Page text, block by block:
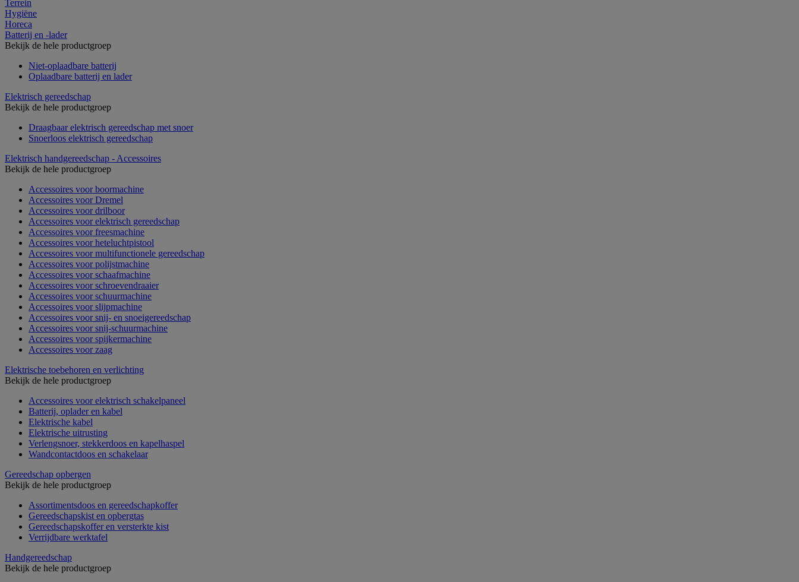
Terrein
Hygiëne
Horeca
Batterij en -lader
Bekijk de hele productgroep
Niet-oplaadbare batterij
Oplaadbare batterij en lader
Elektrisch gereedschap
Bekijk de hele productgroep
Draagbaar elektrisch gereedschap met snoer
Snoerloos elektrisch gereedschap
Elektrisch handgereedschap - Accessoires
Bekijk de hele productgroep
Accessoires voor boormachine
Accessoires voor Dremel
Accessoires voor drilboor
Accessoires voor elektrisch gereedschap
Accessoires voor freesmachine
Accessoires voor heteluchtpistool
Accessoires voor multifunctionele gereedschap
Accessoires voor polijstmachine
Accessoires voor schaafmachine
Accessoires voor schroevendraaier
Accessoires voor schuurmachine
Accessoires voor slijpmachine
Accessoires voor snij- en snoeigereedschap
Accessoires voor snij-schuurmachine
Accessoires voor spijkermachine
Accessoires voor zaag
Elektrische toebehoren en verlichting
Bekijk de hele productgroep
Accessoires voor elektrisch schakelpaneel
Batterij, oplader en kabel
Elektrische kabel
Elektrische uitrusting
Verlengsnoer, stekkerdoos en kapelhaspel
Wandcontactdoos en schakelaar
Gereedschap opbergen
Bekijk de hele productgroep
Assortimentsdoos en gereedschapkoffer
Gereedschapskist en opbergtas
Gereedschapskoffer en versterkte kist
Verrijdbare werktafel
Handgereedschap
Bekijk de hele productgroep